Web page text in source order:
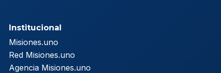
Institucional
Misiones.uno
Red Misiones.uno
Agencia Misiones.uno